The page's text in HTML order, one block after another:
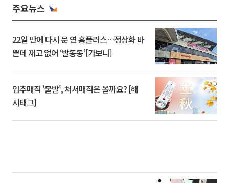
주요뉴스
22일 만에 다시 문 연 홈플러스…정상화 바
쁜데 재고 없어 ‘발동동’[가보니]
입추매직 '불발', 처서매직은 올까요? [해
시태그]